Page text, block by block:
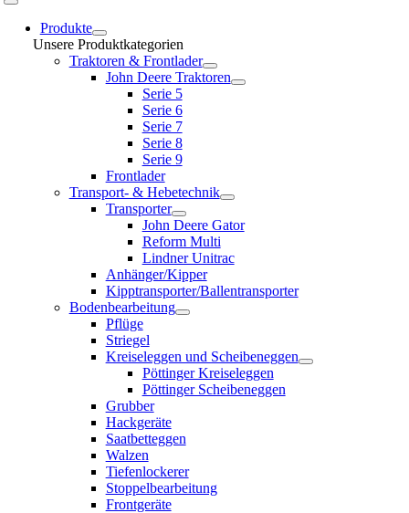
Toggle
NavigationProdukte
Unsere Produktkategorien
Traktoren & Frontlader
John Deere Traktoren
Serie 5
Serie 6
Serie 7
Serie 8
Serie 9
Frontlader
Transport- & Hebetechnik
Transporter
John Deere Gator
Reform Multi
Lindner Unitrac
Anhänger/Kipper
Kipptransporter/Ballentransporter
Bodenbearbeitung
Pflüge
Striegel
Kreiseleggen und Scheibeneggen
Pöttinger Kreiseleggen
Pöttinger Scheibeneggen
Grubber
Hackgeräte
Saatbetteggen
Walzen
Tiefenlockerer
Stoppelbearbeitung
Frontgeräte